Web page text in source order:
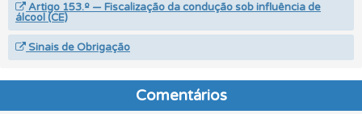
Artigo 153.º — Fiscalização da condução sob influência de
álcool (CE)
Sinais de Obrigação
Comentários